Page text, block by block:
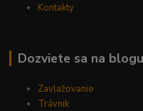
Kontakty
Dozviete sa na blogu
Zavlažovanie
Trávnik